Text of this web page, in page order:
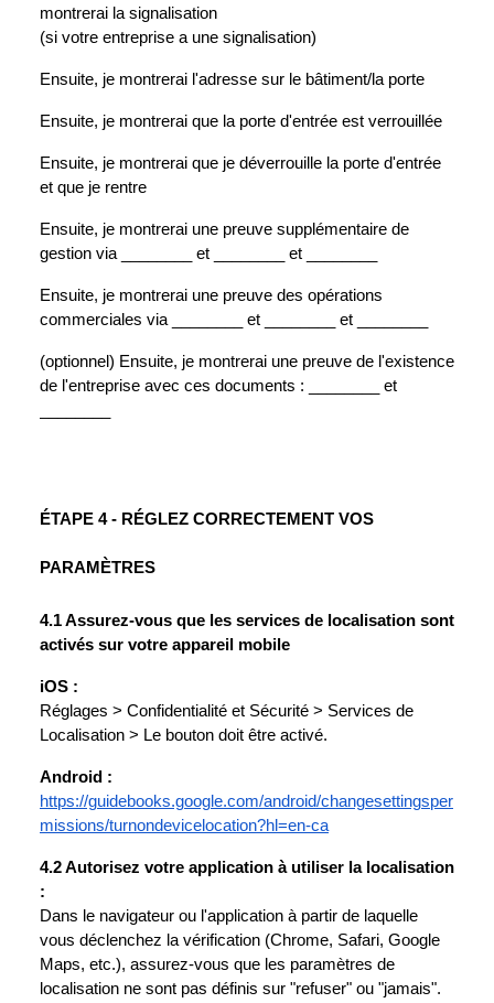
montrerai la signalisation
(si votre entreprise a une signalisation)
Ensuite, je montrerai l'adresse sur le bâtiment/la porte
Ensuite, je montrerai que la porte d'entrée est verrouillée
Ensuite, je montrerai que je déverrouille la porte d'entrée
et que je rentre
Ensuite, je montrerai une preuve supplémentaire de
gestion via ________ et ________ et ________
Ensuite, je montrerai une preuve des opérations
commerciales via ________ et ________ et ________
(optionnel) Ensuite, je montrerai une preuve de l'existence
de l'entreprise avec ces documents : ________ et
ÉTAPE 4 - RÉGLEZ CORRECTEMENT VOS
PARAMÈTRES
4.1 Assurez-vous que les services de localisation sont
activés sur votre appareil mobile
iOS :
Réglages > Confidentialité et Sécurité > Services de
Localisation > Le bouton doit être activé.
Android :
https://guidebooks.google.com/android/changesettingsper
missions/turnondevicelocation?hl=en-ca
4.2 Autorisez votre application à utiliser la localisation
:
Dans le navigateur ou l'application à partir de laquelle
vous déclenchez la vérification (Chrome, Safari, Google
Maps, etc.), assurez-vous que les paramètres de
localisation ne sont pas définis sur "refuser" ou "jamais".